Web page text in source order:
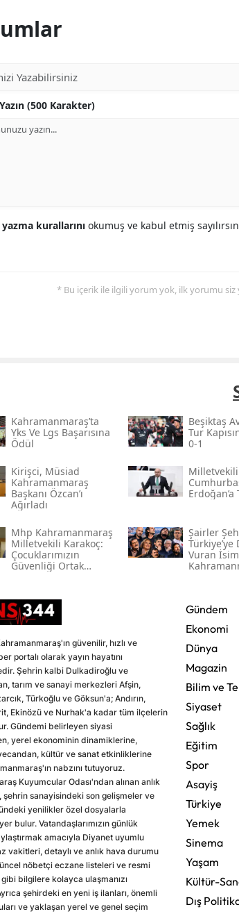
(500 Karakter)
kurallarını okumuş ve kabul etmiş
* Bu içerik ile ilgili yorum yok, ilk yorumu siz
Kahramanmaraş’ta
Yks Ve Lgs Başarısına
Ödül
Beşiktaş
Tur
0-1
Kirişci, Müsi̇ad
Kahramanmaraş
Başkanı Özcan’ı
Ağırladı
Milletvekili
Erdoğan’a
Mhp Kahramanmaraş
Milletvekili Karakoç:
Çocuklarımızın
Güvenliği Ortak
Şairler
Türkiye’ye
Vuran
güvenilir, hızlı ve
portalı olarak yayın hayatını
Şehrin kalbi Dulkadiroğlu ve
tarım ve sanayi merkezleri Afşin,
Türkoğlu ve Göksun'a; Andırın,
Ekinözü ve Nurhak'a kadar tüm ilçelerin
Gündemi belirleyen siyasi
yerel ekonominin dinamiklerine,
kültür ve sanat etkinliklerine
nabzını tutuyoruz.
Kuyumcular Odası'ndan alınan anlık
şehrin sanayisindeki son gelişmeler ve
yenilikler özel dosyalarla
bulur. Vatandaşlarımızın günlük
amacıyla Diyanet uyumlu
vakitleri, detaylı ve anlık hava durumu
nöbetçi eczane listeleri ve resmi
bilgilere kolayca ulaşmanızı
şehirdeki en yeni iş ilanları, önemli
ve yaklaşan yerel ve genel seçim
Gündem
Ekonomi
Dünya
Magazin
Bilim ve
Siyaset
Sağlık
Eğitim
Spor
Asayiş
Türkiye
Yemek
Sinema
Yaşam
Kültür-
Dış